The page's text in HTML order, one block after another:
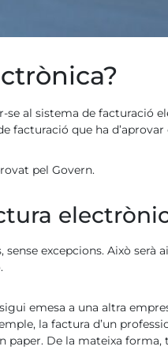
al sistema de facturació
facturació que ha
pel Govern.
excepcions. Això
emesa a una altra
la factura d’un
paper. De la mateixa